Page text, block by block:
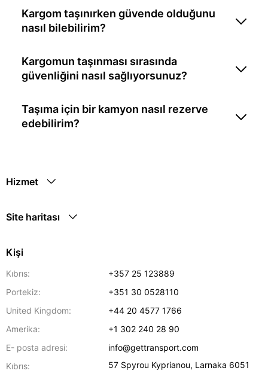
Kargom taşınırken güvende olduğunu
nasıl bilebilirim?
Kargomun taşınması sırasında
güvenliğini nasıl sağlıyorsunuz?
Taşıma için bir kamyon nasıl rezerve
edebilirim?
Hizmet
Site haritası
Kişi
Kıbrıs:
+357 25 123889
Portekiz:
+351 30 0528110
United Kingdom:
+44 20 4577 1766
Amerika:
+1 302 240 28 90
E- posta adresi:
info@gettransport.com
Kıbrıs:
57 Spyrou Kyprianou, Larnaka 6051